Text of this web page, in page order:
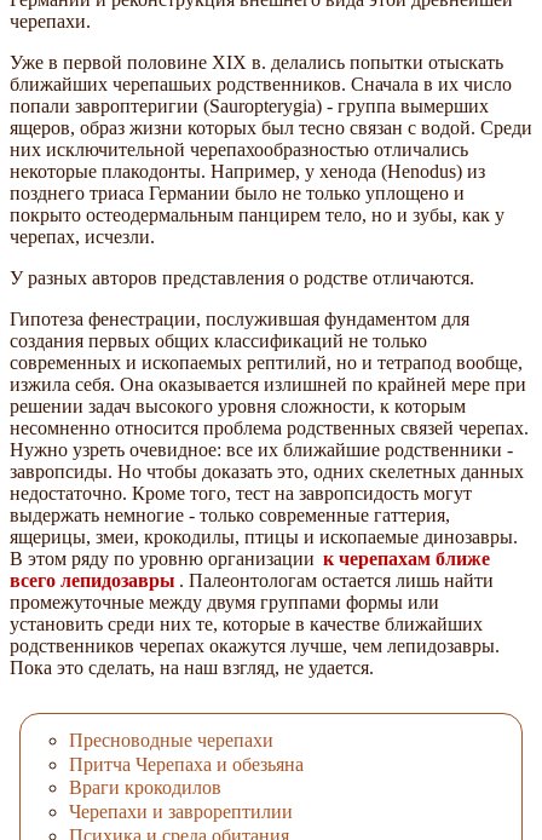
черепахи.
Уже в первой половине XIX в. делались попытки отыскать
ближайших черепашьих родственников. Сначала в их число
попали завроптеригии (Sauropterygia) - группа вымерших
ящеров, образ жизни которых был тесно связан с водой. Среди
них исключительной черепахообразностью отличались
некоторые плакодонты. Например, у хенода (Henodus) из
позднего триаса Германии было не только уплощено и
покрыто остеодермальным панцирем тело, но и зубы, как у
черепах, исчезли.
У разных авторов представления о родстве отличаются.
Гипотеза фенестрации, послужившая фундаментом для
создания первых общих классификаций не только
современных и ископаемых рептилий, но и тетрапод вообще,
изжила себя. Она оказывается излишней по крайней мере при
решении задач высокого уровня сложности, к которым
несомненно относится проблема родственных связей черепах.
Нужно узреть очевидное: все их ближайшие родственники -
завропсиды. Но чтобы доказать это, одних скелетных данных
недостаточно. Кроме того, тест на завропсидость могут
выдержать немногие - только современные гаттерия,
ящерицы, змеи, крокодилы, птицы и ископаемые динозавры.
В этом ряду по уровню организации к черепахам ближе
всего лепидозавры . Палеонтологам остается лишь найти
промежуточные между двумя группами формы или
установить среди них те, которые в качестве ближайших
родственников черепах окажутся лучше, чем лепидозавры.
Пока это сделать, на наш взгляд, не удается.
Пресноводные черепахи
Притча Черепаха и обезьяна
Враги крокодилов
Черепахи и заврорептилии
Психика и среда обитания